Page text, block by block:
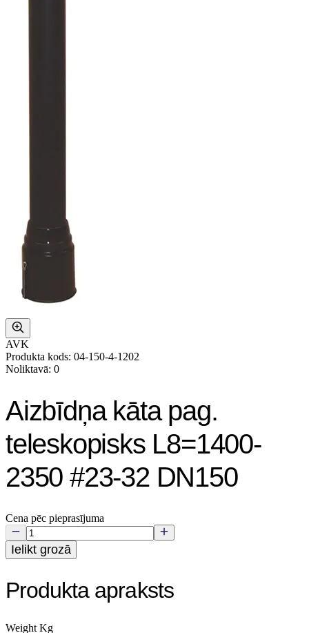
AVK
Produkta kods: 04-150-4-1202
Noliktavā: 0
Aizbīdņa kāta pag.
teleskopisks L8=1400-
2350 #23-32 DN150
Cena pēc pieprasījuma
Ielikt grozā
Produkta apraksts
Weight Kg